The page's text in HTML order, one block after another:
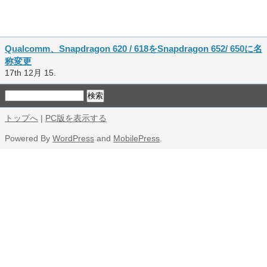
Qualcomm、Snapdragon 620 / 618をSnapdragon 652/ 650に名
称変更
17th 12月 15.
トップへ | PC版を表示する
Powered By WordPress and MobilePress